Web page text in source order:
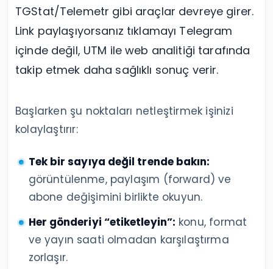
TGStat/Telemetr gibi araçlar devreye girer.
Link paylaşıyorsanız tıklamayı Telegram
içinde değil, UTM ile web analitiği tarafında
takip etmek daha sağlıklı sonuç verir.
Başlarken şu noktaları netleştirmek işinizi
kolaylaştırır:
Tek bir sayıya değil trende bakın:
görüntülenme, paylaşım (forward) ve
abone değişimini birlikte okuyun.
Her gönderiyi “etiketleyin”: konu, format
ve yayın saati olmadan karşılaştırma
zorlaşır.